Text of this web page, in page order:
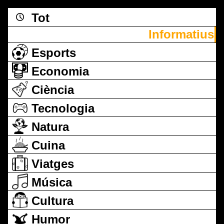
Tot
Informatius
Esports
Economia
Ciència
Tecnologia
Natura
Cuina
Viatges
Música
Cultura
Humor